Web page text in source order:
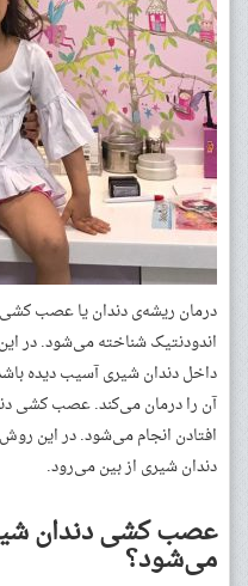
درمان ریشه‌ی دندان یا عصب
اندودنتیک شناخته می‌شود. در
داخل دندان شیری آسیب دیده
آن را درمان می‌کند. عصب کشی
افتادن انجام می‌شود. در این
دندان شیری از بین می‌رود.
عصب کشی دندان
می‌شود؟